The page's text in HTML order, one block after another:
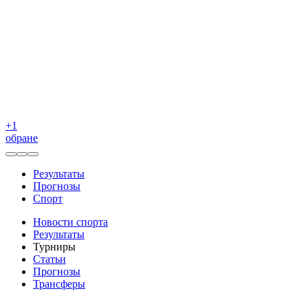
+1
обране
Результаты
Прогнозы
Спорт
Новости спорта
Результаты
Турниры
Статьи
Прогнозы
Трансферы